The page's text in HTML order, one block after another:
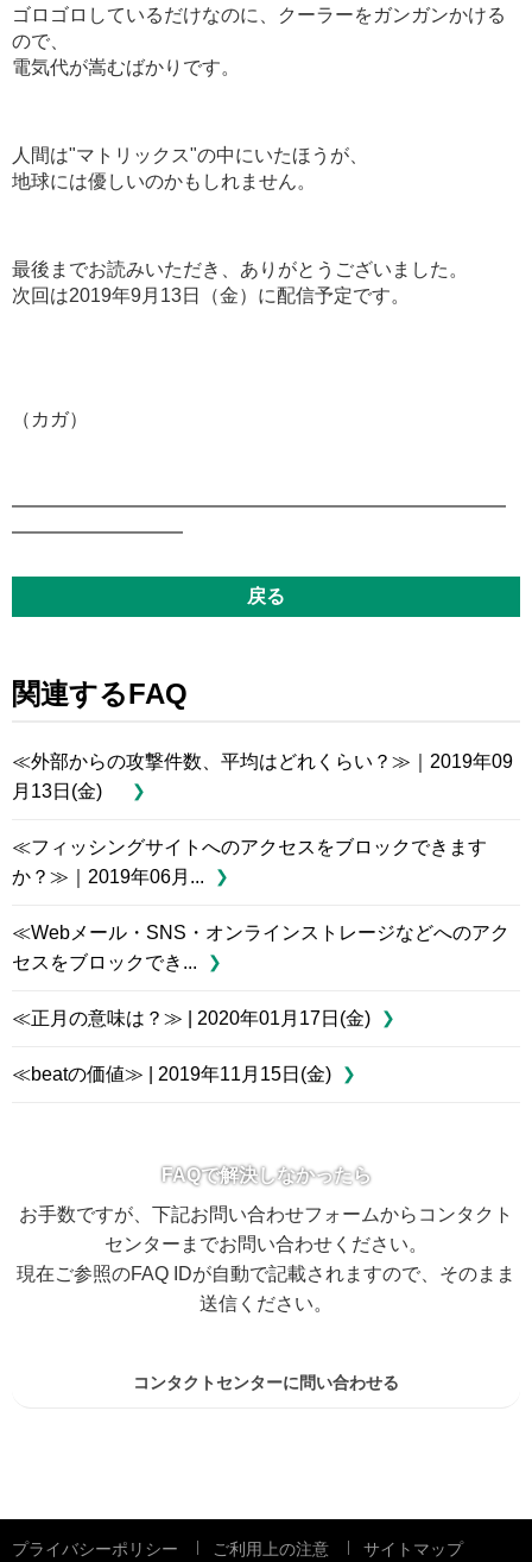
ゴロゴロしているだけなのに、クーラーをガンガンかける
ので、
電気代が嵩むばかりです。
人間は"マトリックス"の中にいたほうが、
地球には優しいのかもしれません。
最後までお読みいただき、ありがとうございました。
次回は2019年9月13日（金）に配信予定です。
（カガ）
━━━━━━━━━━━━━━━━━━━━━━━━━━
━━━━━━━━━
戻る
関連するFAQ
≪外部からの攻撃件数、平均はどれくらい？≫｜2019年09
月13日(金)
≪フィッシングサイトへのアクセスをブロックできます
か？≫｜2019年06月...
≪Webメール・SNS・オンラインストレージなどへのアク
セスをブロックでき...
≪正月の意味は？≫ | 2020年01月17日(金)
≪beatの価値≫ | 2019年11月15日(金)
FAQで解決しなかったら
お手数ですが、下記お問い合わせフォームからコンタクト
センターまでお問い合わせください。
現在ご参照のFAQ IDが自動で記載されますので、そのまま
送信ください。
コンタクトセンターに問い合わせる
プライバシーポリシー ご利用上の注意 サイトマップ